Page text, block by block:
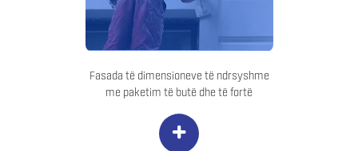
Fasada të dimensioneve të ndrsyshme
me paketim të butë dhe të fortë
+